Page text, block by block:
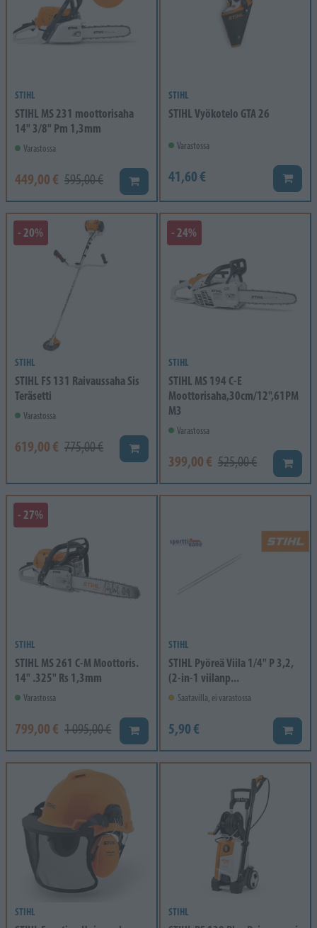
STIHL
STIHL MS 231 moottorisaha
14" 3/8" Pm 1,3mm
Varastossa
449,00 € 595,00 € Lisää koriin
STIHL
STIHL Vyökotelo GTA 26
Varastossa
41,60 € Lisää
- 20%
STIHL
STIHL FS 131 Raivaussaha Sis
Teräsetti
Varastossa
619,00 € 775,00 € Lisää koriin
- 24%
STIHL
STIHL MS 194 C-E
Moottorisaha,30cm/12",61PM
M3
Varastossa
399,00 € 525,00 € Lisää
- 27%
STIHL
STIHL MS 261 C-M Moottoris.
14" .325" Rs 1,3mm
Varastossa
799,00 € 1 095,00 € Lisää koriin
STIHL
STIHL Pyöreä Viila 1/4" P 3,2,
(2-in-1 viilanp...
Saatavilla, ei varastossa
5,90 € Lisää
STIHL STIHL